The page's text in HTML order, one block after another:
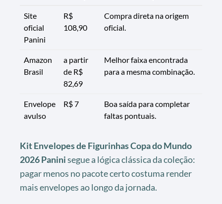
Site
oficial
Panini
R$
108,90
Compra direta na origem
oficial.
Amazon
Brasil
a partir
de R$
82,69
Melhor faixa encontrada
para a mesma combinação.
Envelope
avulso
R$ 7
Boa saída para completar
faltas pontuais.
Kit Envelopes de Figurinhas Copa do Mundo
2026 Paninisegue a lógica clássica da coleção:
pagar menos no pacote certo costuma render
mais envelopes ao longo da jornada.